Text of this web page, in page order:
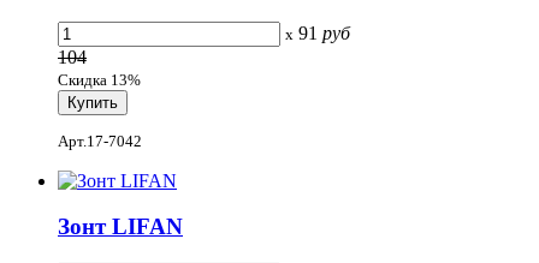
x 91 руб
104
Скидка 13%
Арт.17-7042
Зонт LIFAN